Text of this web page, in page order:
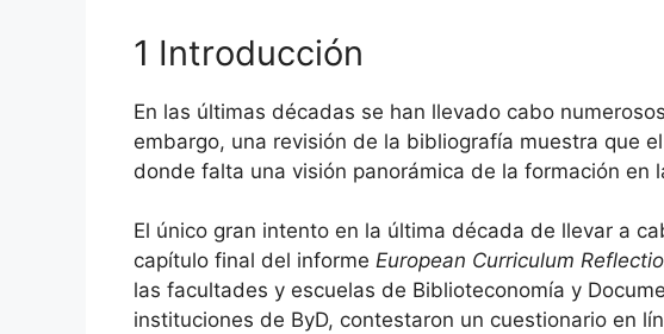
1 Introducción
En las últimas décadas se han llevado cabo
embargo, una revisión de la bibliografía muestra que
donde falta una visión panorámica de la formación en
El único gran intento en la última década de llevar a
capítulo final del informe European Curriculum
las facultades y escuelas de Biblioteconomía y
instituciones de ByD, contestaron un cuestionario en